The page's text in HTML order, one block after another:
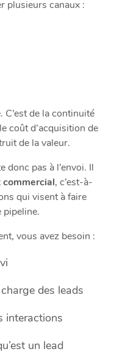
plusieurs canaux :
C’est de la continuité
coût d’acquisition de
de la valeur.
donc pas à l’envoi. Il
, c’est-à-
qui visent à faire
pipeline.
vous avez besoin :
des leads
interactions
un lead